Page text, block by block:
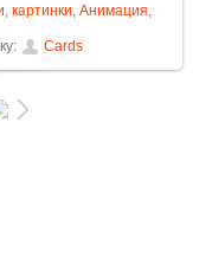
, картинки, Анимация,
Cards